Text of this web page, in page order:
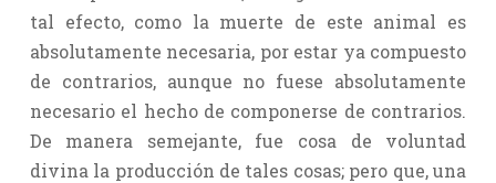
tal efecto, como la muerte de este animal es
absolutamente necesaria, por estar ya compuesto
de contrarios, aunque no fuese absolutamente
necesario el hecho de componerse de contrarios.
De manera semejante, fue cosa de voluntad
divina la producción de tales cosas; pero que, una